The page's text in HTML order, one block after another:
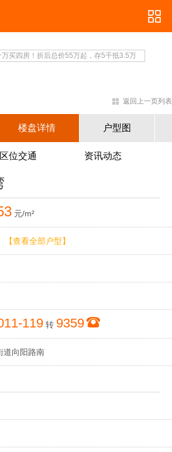
万买四房！折后总价55万起，存5千抵3.5万
返回上一页列表
楼盘详情 户型图
区位交通 资讯动态
元/m²
【查看全部户型】
119 转 9359
道向阳路南